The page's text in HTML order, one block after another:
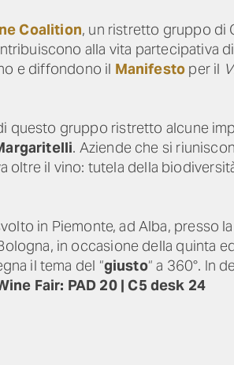
Coalition, un ristretto gruppo di
alla vita partecipativa
e diffondono il Manifesto per il
questo gruppo ristretto alcune
. Aziende che si
oltre il vino: tutela della
in Piemonte, ad Alba, presso
in occasione della quinta
il tema del “giusto“ a 360°. In
Fair: PAD 20 | C5 desk 24